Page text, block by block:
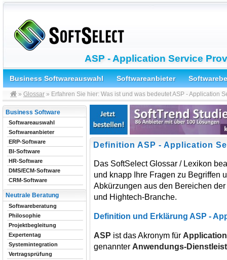
ASP - Application Service
Business Softwareauswahl Softwareanbieter
» Glossar » Erfahren Sie hier: Was ist und was bedeutet ASP - Application
Definition ASP - Application
Das SoftSelect Glossar / Lexikon
und knapp Ihre Fragen zu Begriffen
Abkürzungen aus den Bereichen der
und Hightech-Branche.
Definition und Erklärung ASP -
ASP ist das Akronym für
genannter Anwendungs-
Business Software
Softwareauswahl
Softwareanbieter
ERP-Software
BI-Software
HR-Software
DMS/ECM-Software
CRM-Software
Neutrale Beratung
Softwareberatung
Philosophie
Projektbegleitung
Expertentag
Systemintegration
Vertragsprüfung